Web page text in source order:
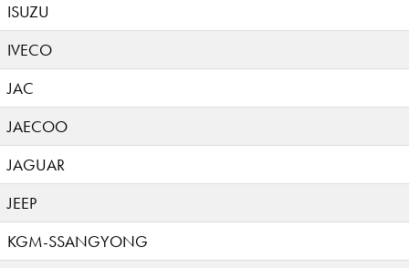
ISUZU
IVECO
JAC
JAECOO
JAGUAR
JEEP
KGM-SSANGYONG